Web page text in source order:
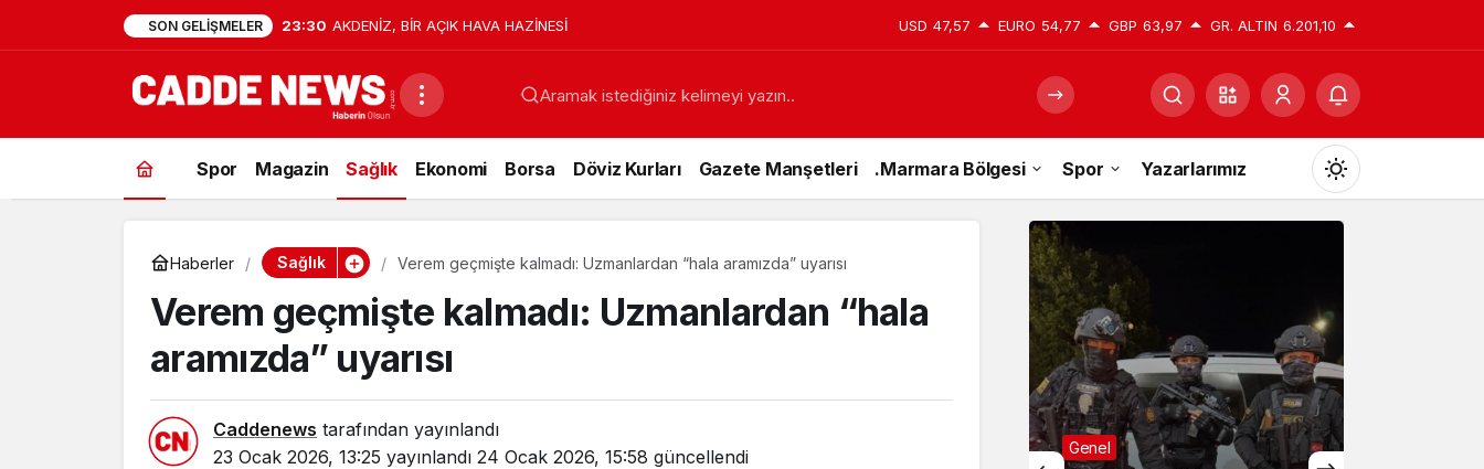
SON GELIŞMELER 23:30 AKDENİZ, BİR AÇIK HAVA HAZİNESİ USD 47,57 EURO 54,77 GBP 63,97 GR. ALTIN 6.201,10
Aramak istediğiniz kelimeyi yazın..
Spor Magazin Sağlık Ekonomi Borsa Döviz Kurları Gazete Manşetleri .Marmara Bölgesi Spor Yazarlarımız
Mod
değiştir
Gündüz Modu
Gündüz modunu seçin.
Gece Modu
Gece modunu seçin.
Haberler Sağlık Verem geçmişte kalmadı: Uzmanlardan “hala aramızda” uyarısı
Verem geçmişte kalmadı: Uzmanlardan “hala
aramızda” uyarısı
Caddenews tarafından yayınlandı
23 Ocak 2026, 13:25 yayınlandı 24 Ocak 2026, 15:58 güncellendi